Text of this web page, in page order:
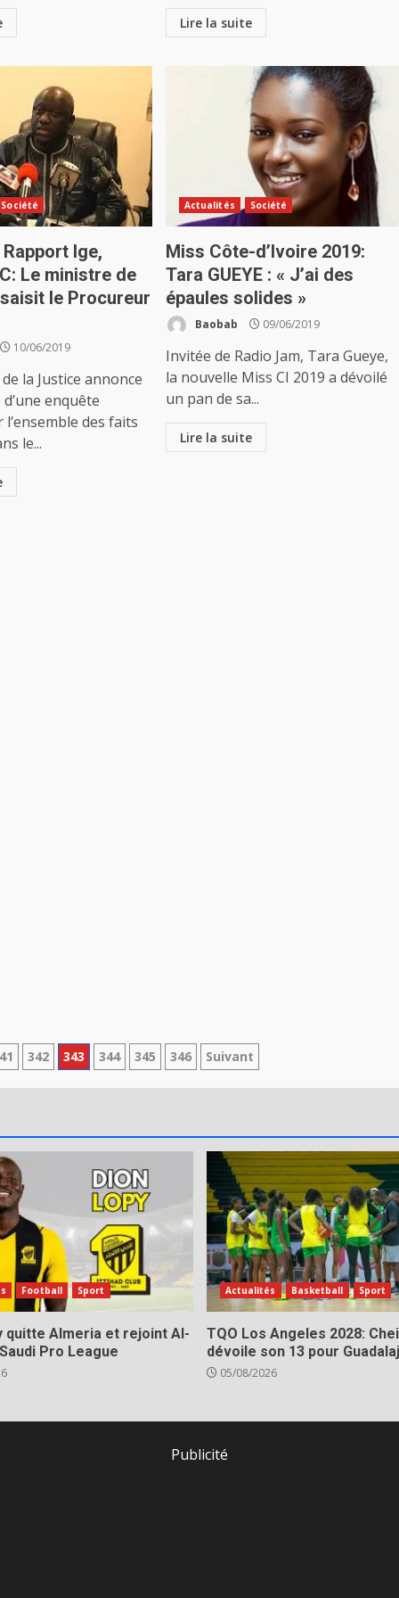
Lire la suite
Société
Rapport Ige,
Le ministre de
le Procureur
10/06/2019
la Justice annonce
enquête
des faits
le...
Actualités Société
Miss Côte-d’Ivoire 2019:
Tara GUEYE : « J’ai des
épaules solides »
Baobab 09/06/2019
Invitée de Radio Jam, Tara Gueye,
la nouvelle Miss CI 2019 a dévoilé
un pan de sa...
Lire la suite
342 343 344 345 346 Suivant
Football Sport
quitte Almeria et rejoint Al-
Pro League
Actualités Basketball Sport
TQO Los Angeles 2028:
dévoile son 13 pour
05/08/2026
Publicité